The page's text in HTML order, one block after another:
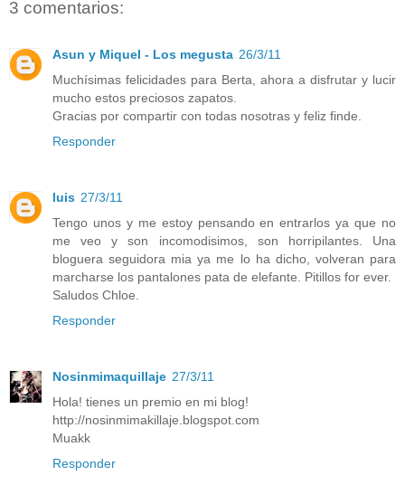
3 comentarios:
Asun y Miquel - Los megusta 26/3/11
Muchísimas felicidades para Berta, ahora a disfrutar y lucir
mucho estos preciosos zapatos.
Gracias por compartir con todas nosotras y feliz finde.
Responder
luis 27/3/11
Tengo unos y me estoy pensando en entrarlos ya que no
me veo y son incomodisimos, son horripilantes. Una
bloguera seguidora mia ya me lo ha dicho, volveran para
marcharse los pantalones pata de elefante. Pitillos for ever.
Saludos Chloe.
Responder
Nosinmimaquillaje 27/3/11
Hola! tienes un premio en mi blog!
http://nosinmimakillaje.blogspot.com
Muakk
Responder